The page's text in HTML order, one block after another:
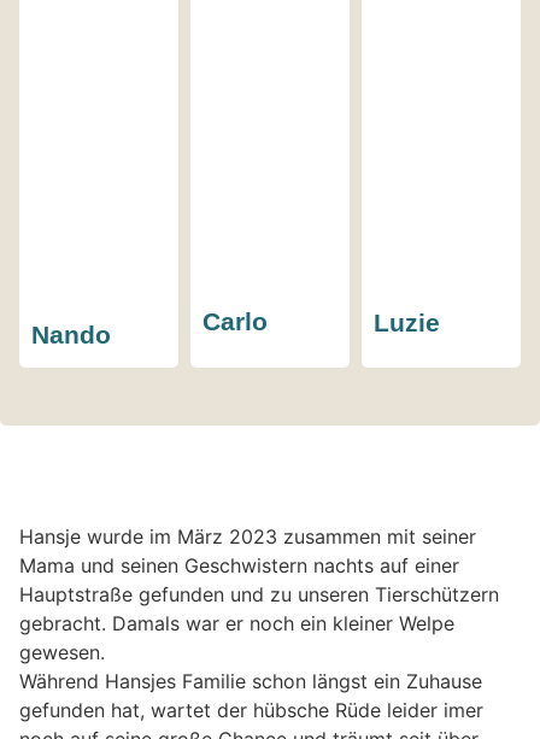
Nando Carlo Luzie
Hansje wurde im März 2023 zusammen mit seiner
Mama und seinen Geschwistern nachts auf einer
Hauptstraße gefunden und zu unseren Tierschützern
gebracht. Damals war er noch ein kleiner Welpe
gewesen.
Während Hansjes Familie schon längst ein Zuhause
gefunden hat, wartet der hübsche Rüde leider imer